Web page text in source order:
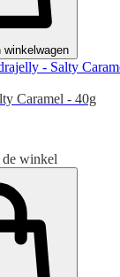
winkelwagen
Caramel - 40g
winkel